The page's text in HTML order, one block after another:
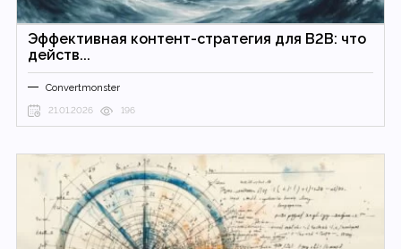
Эффективная контент-стратегия для B2B: что
действ...
Convertmonster
21.01.2026 196